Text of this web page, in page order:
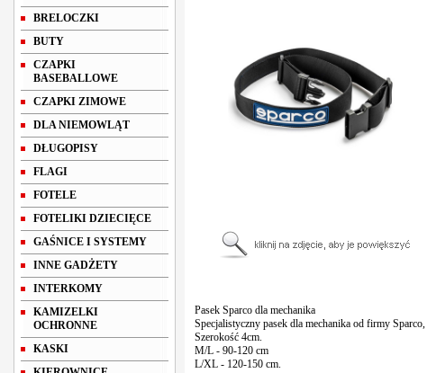
BRELOCZKI
BUTY
CZAPKI
BASEBALLOWE
CZAPKI ZIMOWE
DLA NIEMOWLĄT
DŁUGOPISY
FLAGI
FOTELE
FOTELIKI DZIECIĘCE
GAŚNICE I SYSTEMY
INNE GADŻETY
INTERKOMY
KAMIZELKI
OCHRONNE
KASKI
Pasek Sparco dla mechanika
Specjalistyczny pasek dla mechanika od firmy
Szerokość 4cm.
M/L - 90-120 cm
L/XL - 120-150 cm.